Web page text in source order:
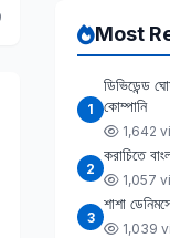
Most
1
ডিভিডেন্ড
কোম্পানি
1,642
2
করাচিতে
1,057
3
শাশা
1,039